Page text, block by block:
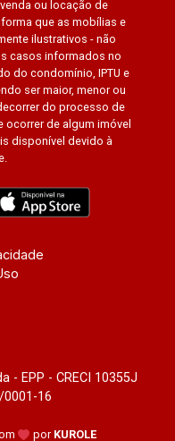
ou locação de
que as mobílias e
ilustrativos - não
casos informados no
do condomínio, IPTU e
ser maior, menor ou
do processo de
ocorrer de algum imóvel
disponível devido à
- EPP - CRECI 10355J
0001-16
por KUROLE